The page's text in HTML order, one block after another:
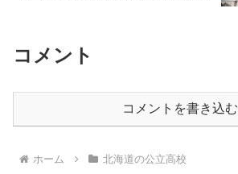
コメント
コメントを書き込む
ホーム 北海道の公立高校